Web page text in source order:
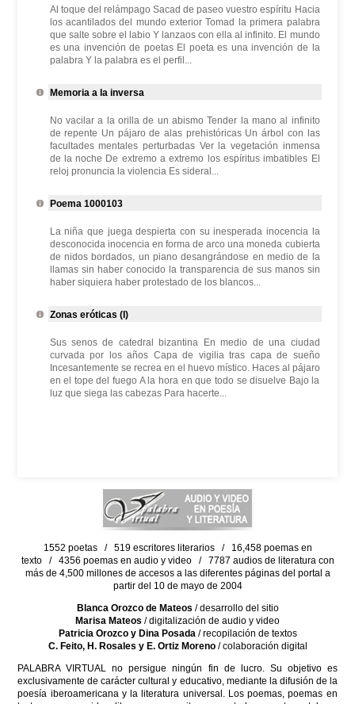
Al toque del relámpago Sacad de paseo vuestro espíritu Hacia
los acantilados del mundo exterior Tomad la primera palabra
que salte sobre el labio Y lanzaos con ella al infinito. El mundo
es una invención de poetas El poeta es una invención de la
palabra Y la palabra es el perfil...
Memoria a la inversa
No vacilar a la orilla de un abismo Tender la mano al infinito
de repente Un pájaro de alas prehistóricas Un árbol con las
facultades mentales perturbadas Ver la vegetación inmensa
de la noche De extremo a extremo los espíritus imbatibles El
reloj pronuncia la violencia Es sideral...
Poema 1000103
La niña que juega despierta con su inesperada inocencia la
desconocida inocencia en forma de arco una moneda cubierta
de nidos bordados, un piano desangrándose en medio de la
llamas sin haber conocido la transparencia de sus manos sin
haber siquiera haber protestado de los blancos...
Zonas eróticas (I)
Sus senos de catedral bizantina En medio de una ciudad
curvada por los años Capa de vigilia tras capa de sueño
Incesantemente se recrea en el huevo místico. Haces al pájaro
en el tope del fuego A la hora en que todo se disuelve Bajo la
luz que siega las cabezas Para hacerte...
1552 poetas / 519 escritores literarios / 16,458 poemas en
texto / 4356 poemas en audio y video / 7787 audios de literatura con
más de 4,500 millones de accesos a las diferentes páginas del portal a
partir del 10 de mayo de 2004
Blanca Orozco de Mateos / desarrollo del sitio
Marisa Mateos / digitalización de audio y video
Patricia Orozco y Dina Posada/ recopilación de textos
C. Feito, H. Rosales y E. Ortiz Moreno/ colaboración digital
PALABRA VIRTUAL no persigue ningún fin de lucro. Su objetivo es
exclusivamente de carácter cultural y educativo, mediante la difusión de la
poesía iberoamericana y la literatura universal. Los poemas, poemas en